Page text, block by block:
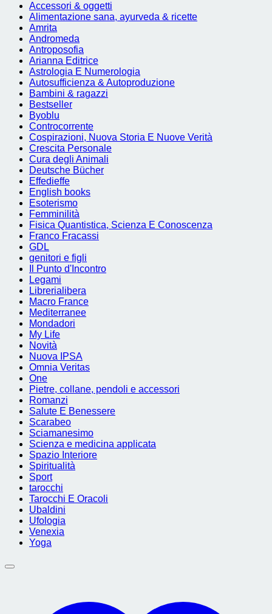
Accessori & oggetti
Alimentazione sana, ayurveda & ricette
Amrita
Andromeda
Antroposofia
Arianna Editrice
Astrologia E Numerologia
Autosufficienza & Autoproduzione
Bambini & ragazzi
Bestseller
Byoblu
Controcorrente
Cospirazioni, Nuova Storia E Nuove Verità
Crescita Personale
Cura degli Animali
Deutsche Bücher
Effedieffe
English books
Esoterismo
Femminilità
Fisica Quantistica, Scienza E Conoscenza
Franco Fracassi
GDL
genitori e figli
Il Punto d'Incontro
Legami
Librerialibera
Macro France
Mediterranee
Mondadori
My Life
Novità
Nuova IPSA
Omnia Veritas
One
Pietre, collane, pendoli e accessori
Romanzi
Salute E Benessere
Scarabeo
Sciamanesimo
Scienza e medicina applicata
Spazio Interiore
Spiritualità
Sport
tarocchi
Tarocchi E Oracoli
Ubaldini
Ufologia
Venexia
Yoga